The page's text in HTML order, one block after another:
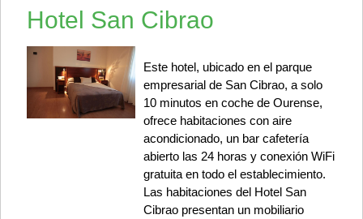
Hotel San Cibrao
Este hotel, ubicado en el parque
empresarial de San Cibrao, a solo
10 minutos en coche de Ourense,
ofrece habitaciones con aire
acondicionado, un bar cafetería
abierto las 24 horas y conexión WiFi
gratuita en todo el establecimiento.
Las habitaciones del Hotel San
Cibrao presentan un mobiliario